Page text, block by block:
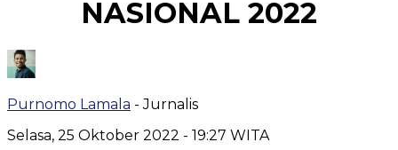
NASIONAL 2022
Purnomo Lamala - Jurnalis
Selasa, 25 Oktober 2022 - 19:27 WITA